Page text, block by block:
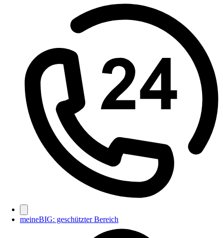
meineBIG: geschützter Bereich